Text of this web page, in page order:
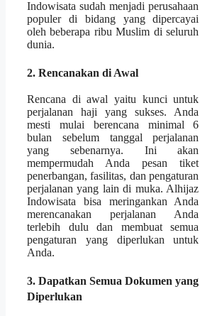
Indowisata sudah menjadi perusahaan
populer di bidang yang dipercayai
oleh beberapa ribu Muslim di seluruh
dunia.
2. Rencanakan di Awal
Rencana di awal yaitu kunci untuk
perjalanan haji yang sukses. Anda
mesti mulai berencana minimal 6
bulan sebelum tanggal perjalanan
yang sebenarnya. Ini akan
mempermudah Anda pesan tiket
penerbangan, fasilitas, dan pengaturan
perjalanan yang lain di muka. Alhijaz
Indowisata bisa meringankan Anda
merencanakan perjalanan Anda
terlebih dulu dan membuat semua
pengaturan yang diperlukan untuk
Anda.
3. Dapatkan Semua Dokumen yang
Diperlukan